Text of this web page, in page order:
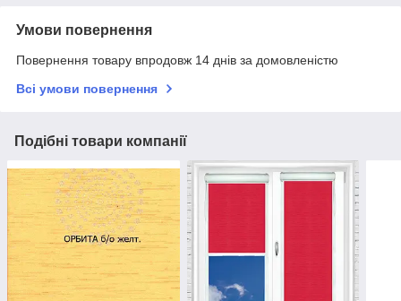
Умови повернення
Повернення товару впродовж 14 днів за домовленістю
Всі умови повернення
Подібні товари компанії